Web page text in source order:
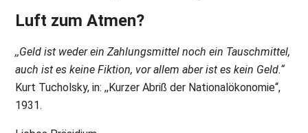
Luft zum Atmen?
,,Geld ist weder ein Zahlungsmittel noch ein Tauschmittel,
auch ist es keine Fiktion, vor allem aber ist es kein Geld.“
Kurt Tucholsky, in: ,,Kurzer Abriß der Nationalökonomie“,
1931.